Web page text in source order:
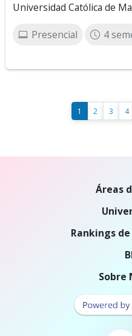
Universidad Católica de
Presencial 4
1 2 3 4
Áreas
Rankings
Sobre